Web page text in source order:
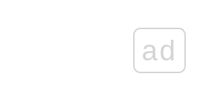
ad